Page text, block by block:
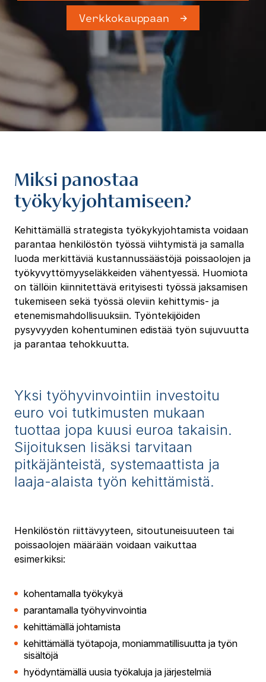
Verkkokauppaan
Miksi panostaa
työkykyjohtamiseen?
Kehittämällä strategista työkykyjohtamista voidaan
parantaa henkilöstön työssä viihtymistä ja samalla
luoda merkittäviä kustannussäästöjä poissaolojen ja
työkyvyttömyyseläkkeiden vähentyessä. Huomiota
on tällöin kiinnitettävä erityisesti työssä jaksamisen
tukemiseen sekä työssä oleviin kehittymis- ja
etenemismahdollisuuksiin. Työntekijöiden
pysyvyyden kohentuminen edistää työn sujuvuutta
ja parantaa tehokkuutta.
Yksi työhyvinvointiin investoitu
euro voi tutkimusten mukaan
tuottaa jopa kuusi euroa takaisin.
Sijoituksen lisäksi tarvitaan
pitkäjänteistä, systemaattista ja
laaja-alaista työn kehittämistä.
Henkilöstön riittävyyteen, sitoutuneisuuteen tai
poissaolojen määrään voidaan vaikuttaa
esimerkiksi:
kohentamalla työkykyä
parantamalla työhyvinvointia
kehittämällä johtamista
kehittämällä työtapoja, moniammatillisuutta ja työn
sisältöjä
hyödyntämällä uusia työkaluja ja järjestelmiä